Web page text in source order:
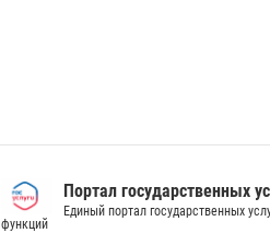
Портал государственных
Единый портал государственных
функций